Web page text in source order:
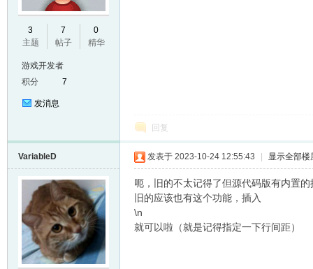
3
主题
7
帖子
0
精华
游戏开发者
积分
7
发消息
回复
VariableD 发表于 2023-10-24 12:55:43 显示全部楼
呃，旧的不太记得了但源代码版有内置
旧的应该也有这个功能，插入
\n
就可以啦（就是记得指定一下行间距）